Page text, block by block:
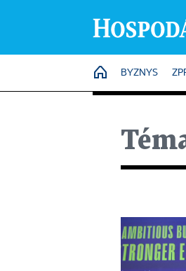
HOME
BYZNYS